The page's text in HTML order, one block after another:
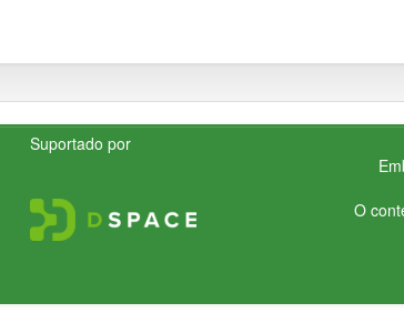
Suportado por
O